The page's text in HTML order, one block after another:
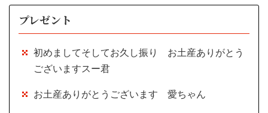
プレゼント
初めましてそしてお久し振り お土産ありがとう
ございますスー君
お土産ありがとうございます 愛ちゃん